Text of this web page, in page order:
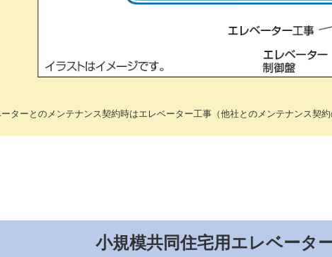
ターとのメンテナンス契約時はエレベーター工事（他社とのメンテナンス契
小規模共同住宅用エレベータ